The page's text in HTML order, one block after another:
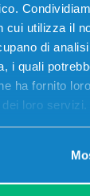
cui utilizza il
di analisi
i quali
ha fornito
loro servizi.
NERO
Oki